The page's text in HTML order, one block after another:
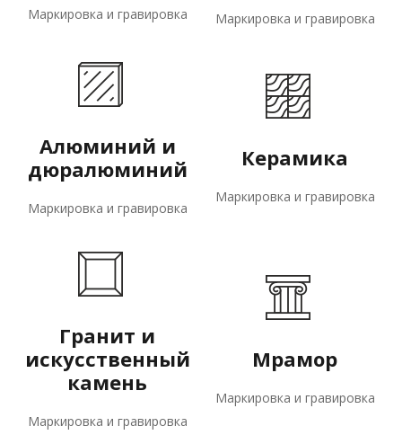
Маркировка и гравировка Маркировка и гравировка
Алюминий и
дюралюминий
Маркировка и гравировка
Керамика
Маркировка и гравировка
Гранит и
искусственный
камень
Маркировка и гравировка
Мрамор
Маркировка и гравировка